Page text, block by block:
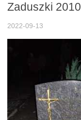
Zaduszki 2010
2022-09-13